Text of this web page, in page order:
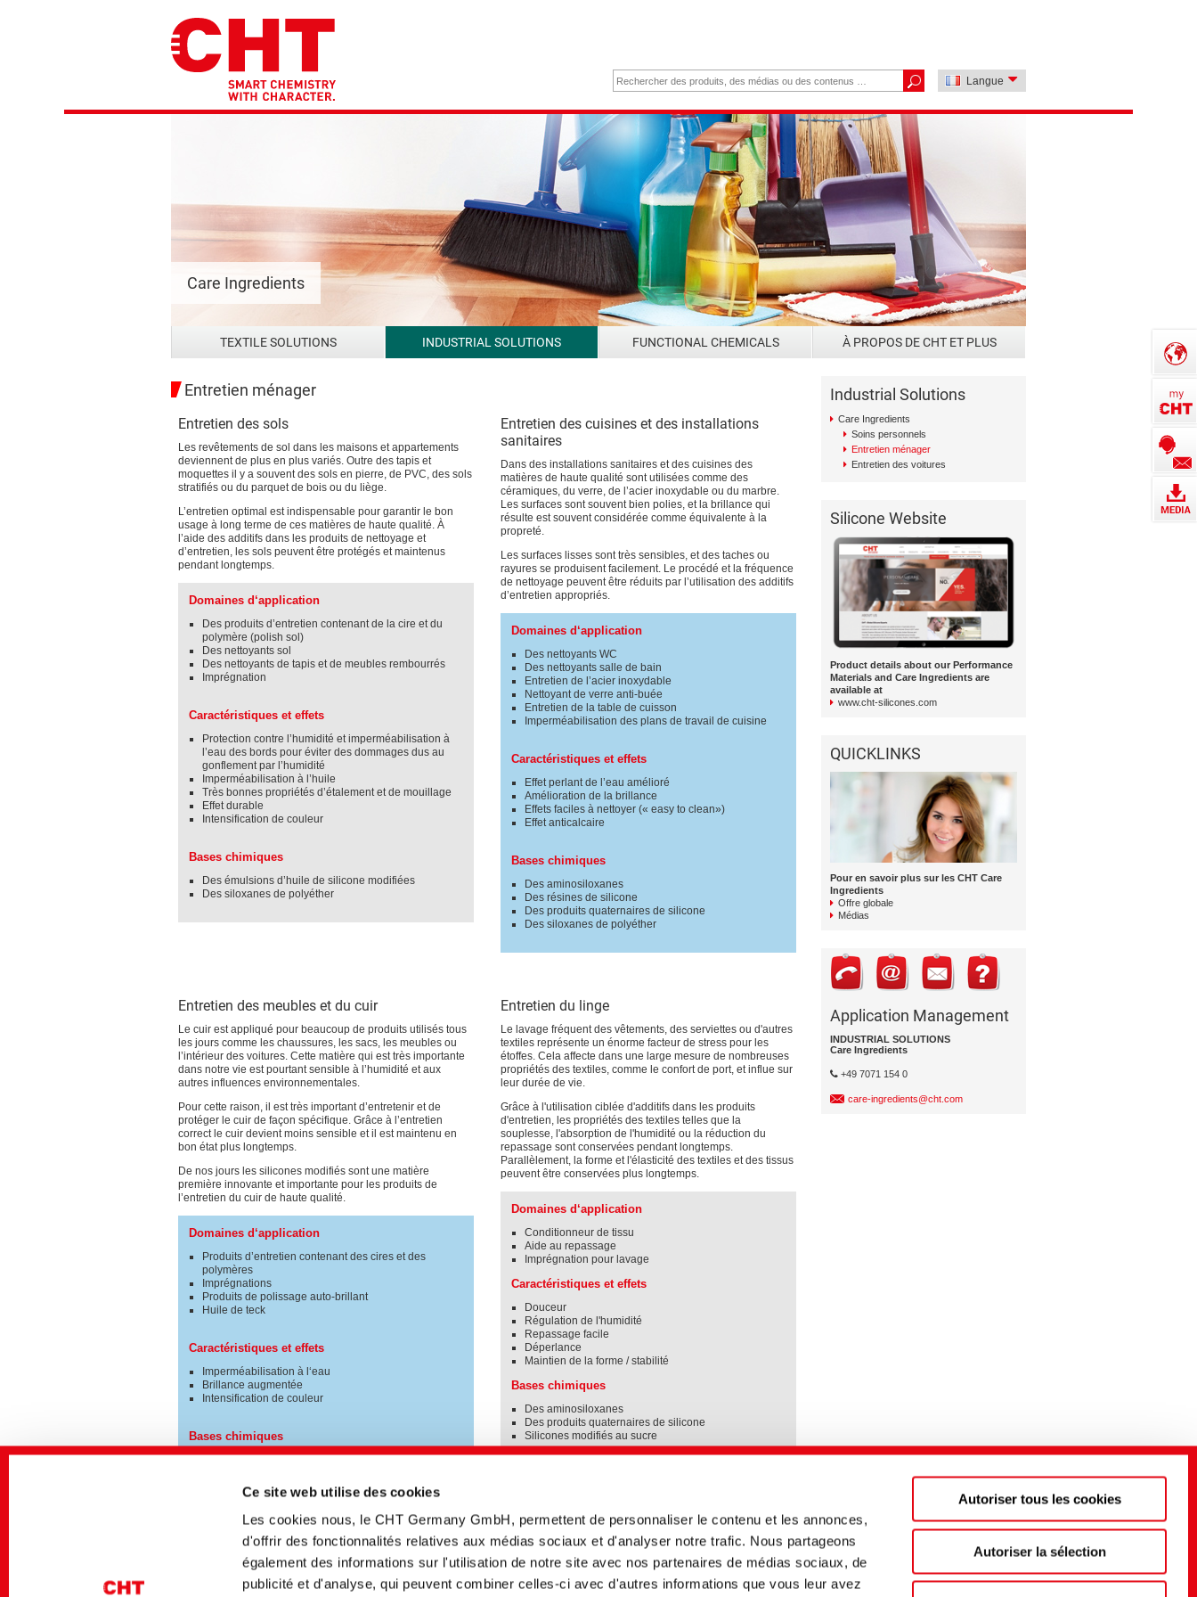
Ce site web utilise des cookies
Les cookies nous, le CHT Germany GmbH, permettent de personnaliser le contenu et les annonces,
d'offrir des fonctionnalités relatives aux médias sociaux et d'analyser notre trafic. Nous partageons
également des informations sur l'utilisation de notre site avec nos partenaires de médias sociaux, de
publicité et d'analyse, qui peuvent combiner celles-ci avec d'autres informations que vous leur avez
Autoriser tous les cookies
Autoriser la sélection
Langue
Care Ingredients
TEXTILE SOLUTIONS INDUSTRIAL SOLUTIONS FUNCTIONAL CHEMICALS À PROPOS DE CHT ET PLUS
Entretien ménager
Entretien des sols
Les revêtements de sol dans les maisons et appartements
deviennent de plus en plus variés. Outre des tapis et
moquettes il y a souvent des sols en pierre, de PVC, des sols
stratifiés ou du parquet de bois ou du liège.
L’entretien optimal est indispensable pour garantir le bon
usage à long terme de ces matières de haute qualité. À
l’aide des additifs dans les produits de nettoyage et
d’entretien, les sols peuvent être protégés et maintenus
pendant longtemps.
Domaines d‘application
Des produits d’entretien contenant de la cire et du
polymère (polish sol)
Des nettoyants sol
Des nettoyants de tapis et de meubles rembourrés
Imprégnation
Caractéristiques et effets
Protection contre l’humidité et imperméabilisation à
l’eau des bords pour éviter des dommages dus au
gonflement par l’humidité
Imperméabilisation à l’huile
Très bonnes propriétés d’étalement et de mouillage
Effet durable
Intensification de couleur
Bases chimiques
Des émulsions d’huile de silicone modifiées
Des siloxanes de polyéther
Entretien des cuisines et des installations
sanitaires
Dans des installations sanitaires et des cuisines des
matières de haute qualité sont utilisées comme des
céramiques, du verre, de l’acier inoxydable ou du marbre.
Les surfaces sont souvent bien polies, et la brillance qui
résulte est souvent considérée comme équivalente à la
propreté.
Les surfaces lisses sont très sensibles, et des taches ou
rayures se produisent facilement. Le procédé et la fréquence
de nettoyage peuvent être réduits par l’utilisation des additifs
d’entretien appropriés.
Domaines d‘application
Des nettoyants WC
Des nettoyants salle de bain
Entretien de l’acier inoxydable
Nettoyant de verre anti-buée
Entretien de la table de cuisson
Imperméabilisation des plans de travail de cuisine
Caractéristiques et effets
Effet perlant de l’eau amélioré
Amélioration de la brillance
Effets faciles à nettoyer (« easy to clean»)
Effet anticalcaire
Bases chimiques
Des aminosiloxanes
Des résines de silicone
Des produits quaternaires de silicone
Des siloxanes de polyéther
Entretien des meubles et du cuir
Le cuir est appliqué pour beaucoup de produits utilisés tous
les jours comme les chaussures, les sacs, les meubles ou
l’intérieur des voitures. Cette matière qui est très importante
dans notre vie est pourtant sensible à l’humidité et aux
autres influences environnementales.
Pour cette raison, il est très important d’entretenir et de
protéger le cuir de façon spécifique. Grâce à l’entretien
correct le cuir devient moins sensible et il est maintenu en
bon état plus longtemps.
De nos jours les silicones modifiés sont une matière
première innovante et importante pour les produits de
l’entretien du cuir de haute qualité.
Domaines d‘application
Produits d’entretien contenant des cires et des
polymères
Imprégnations
Produits de polissage auto-brillant
Huile de teck
Caractéristiques et effets
Imperméabilisation à l‘eau
Brillance augmentée
Intensification de couleur
Bases chimiques
Entretien du linge
Le lavage fréquent des vêtements, des serviettes ou d'autres
textiles représente un énorme facteur de stress pour les
étoffes. Cela affecte dans une large mesure de nombreuses
propriétés des textiles, comme le confort de port, et influe sur
leur durée de vie.
Grâce à l'utilisation ciblée d'additifs dans les produits
d'entretien, les propriétés des textiles telles que la
souplesse, l'absorption de l'humidité ou la réduction du
repassage sont conservées pendant longtemps.
Parallèlement, la forme et l'élasticité des textiles et des tissus
peuvent être conservées plus longtemps.
Domaines d‘application
Conditionneur de tissu
Aide au repassage
Imprégnation pour lavage
Caractéristiques et effets
Douceur
Régulation de l'humidité
Repassage facile
Déperlance
Maintien de la forme / stabilité
Bases chimiques
Des aminosiloxanes
Des produits quaternaires de silicone
Silicones modifiés au sucre
Medios afines
Titre allemand Titre anglais Type Date Langue
Industrial Solutions
Care Ingredients
Soins personnels
Entretien ménager
Entretien des voitures
Silicone Website
Product details about our Performance
Materials and Care Ingredients are
available at
www.cht-silicones.com
QUICKLINKS
Pour en savoir plus sur les CHT Care
Ingredients
Offre globale
Médias
Application Management
INDUSTRIAL SOLUTIONS
Care Ingredients
+49 7071 154 0
care-ingredients@cht.com